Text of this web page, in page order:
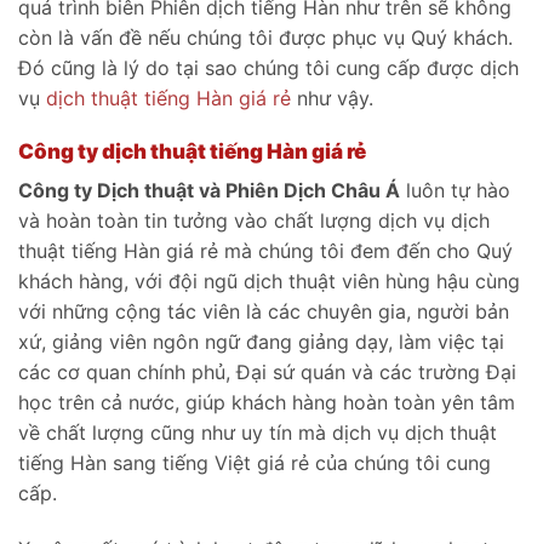
quá trình biên Phiên dịch tiếng Hàn như trên sẽ không
còn là vấn đề nếu chúng tôi được phục vụ Quý khách.
Đó cũng là lý do tại sao chúng tôi cung cấp được dịch
vụ dịch thuật tiếng Hàn giá rẻ như vậy.
Công ty dịch thuật tiếng Hàn giá rẻ
Công ty Dịch thuật và Phiên Dịch Châu Á luôn tự hào
và hoàn toàn tin tưởng vào chất lượng dịch vụ dịch
thuật tiếng Hàn giá rẻ mà chúng tôi đem đến cho Quý
khách hàng, với đội ngũ dịch thuật viên hùng hậu cùng
với những cộng tác viên là các chuyên gia, người bản
xứ, giảng viên ngôn ngữ đang giảng dạy, làm việc tại
các cơ quan chính phủ, Đại sứ quán và các trường Đại
học trên cả nước, giúp khách hàng hoàn toàn yên tâm
về chất lượng cũng như uy tín mà dịch vụ dịch thuật
tiếng Hàn sang tiếng Việt giá rẻ của chúng tôi cung
cấp.